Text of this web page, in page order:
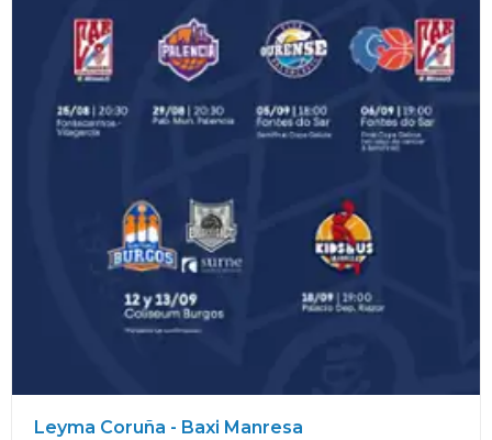
Leyma Coruña - Baxi Manresa